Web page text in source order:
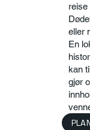
reise
eller
En
kan
gjør